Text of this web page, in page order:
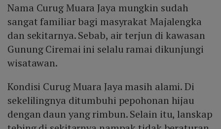
Nama Curug Muara Jaya mungkin sudah
sangat familiar bagi masyrakat Majalengka
dan sekitarnya. Sebab, air terjun di kawasan
Gunung Ciremai ini selalu ramai dikunjungi
wisatawan.
Kondisi Curug Muara Jaya masih alami. Di
sekelilingnya ditumbuhi pepohonan hijau
dengan daun yang rimbun. Selain itu, lanskap